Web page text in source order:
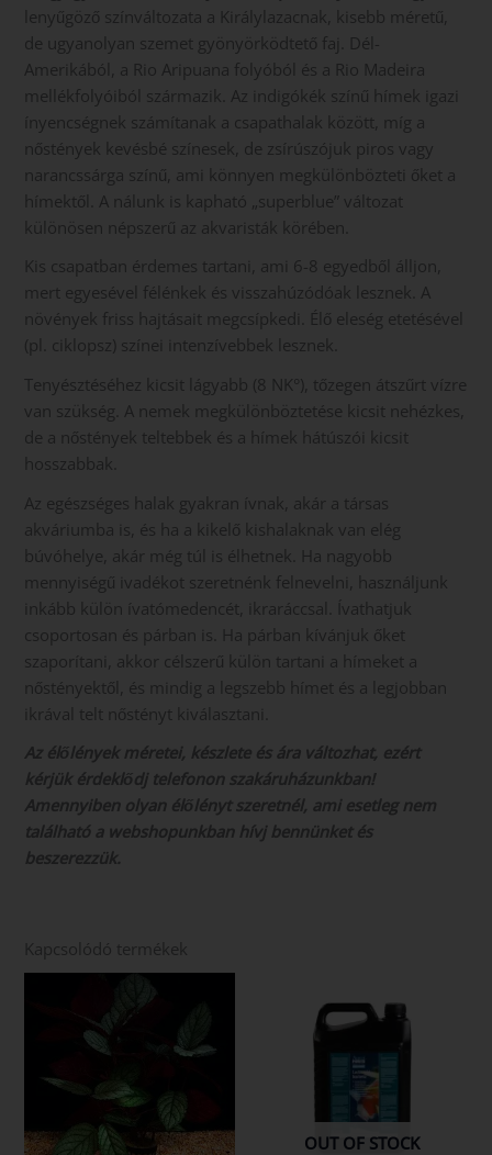
lenyűgöző színváltozata a Királylazacnak, kisebb méretű,
de ugyanolyan szemet gyönyörködtető faj. Dél-
Amerikából, a Rio Aripuana folyóból és a Rio Madeira
mellékfolyóiból származik. Az indigókék színű hímek igazi
ínyencségnek számítanak a csapathalak között, míg a
nőstények kevésbé színesek, de zsírúszójuk piros vagy
narancssárga színű, ami könnyen megkülönbözteti őket a
hímektől. A nálunk is kapható „superblue” változat
különösen népszerű az akvaristák körében.
Kis csapatban érdemes tartani, ami 6-8 egyedből álljon,
mert egyesével félénkek és visszahúzódóak lesznek. A
növények friss hajtásait megcsípkedi. Élő eleség etetésével
(pl. ciklopsz) színei intenzívebbek lesznek.
Tenyésztéséhez kicsit lágyabb (8 NK°), tőzegen átszűrt vízre
van szükség. A nemek megkülönböztetése kicsit nehézkes,
de a nőstények teltebbek és a hímek hátúszói kicsit
hosszabbak.
Az egészséges halak gyakran ívnak, akár a társas
akváriumba is, és ha a kikelő kishalaknak van elég
búvóhelye, akár még túl is élhetnek. Ha nagyobb
mennyiségű ivadékot szeretnénk felnevelni, használjunk
inkább külön ívatómedencét, ikraráccsal. Ívathatjuk
csoportosan és párban is. Ha párban kívánjuk őket
szaporítani, akkor célszerű külön tartani a hímeket a
nőstényektől, és mindig a legszebb hímet és a legjobban
ikrával telt nőstényt kiválasztani.
Az élőlények méretei, készlete és ára változhat, ezért
kérjük érdeklődj telefonon szakáruházunkban!
Amennyiben olyan élőlényt szeretnél, ami esetleg nem
található a webshopunkban hívj bennünket és
beszerezzük.
Kapcsolódó termékek
OUT OF STOCK